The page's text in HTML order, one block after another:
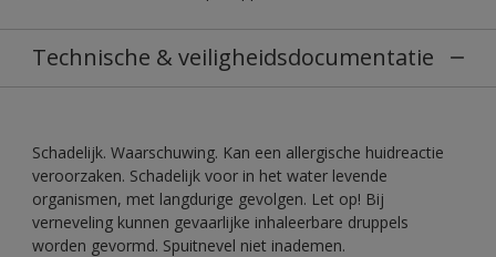
Technische & veiligheidsdocumentatie
Schadelijk. Waarschuwing. Kan een allergische huidreactie
veroorzaken. Schadelijk voor in het water levende
organismen, met langdurige gevolgen. Let op! Bij
verneveling kunnen gevaarlijke inhaleerbare druppels
worden gevormd. Spuitnevel niet inademen.